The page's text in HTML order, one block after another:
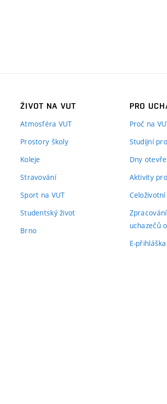
ŽIVOT NA VUT
Atmosféra VUT
Prostory školy
Koleje
Stravování
Sport na VUT
Studentský život
Brno
PRO
Proč na
Studijní
Dny
Aktivity
uchazečů
E-přihláška